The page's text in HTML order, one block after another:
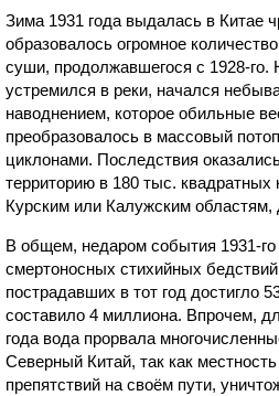
Зима 1931 года выдалась в Китае
образовалось огромное
суши, продолжавшегося с 1928-го.
устремился в реки, начался
наводнением, которое обильные
преобразовалось в массовый
циклонами. Последствия
территорию в 180 тыс.
Курским или Калужским областям,
В общем, недаром события 1931-
смертоносных стихийных
пострадавших в тот год достигло
составило 4 миллиона. Впрочем,
года вода прорвала
Северный Китай, так как
препятствий на своём пути,